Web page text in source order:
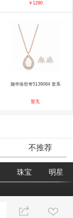
￥1290
施华洛世奇5139084 套系
暂无
不推荐
珠宝 明星